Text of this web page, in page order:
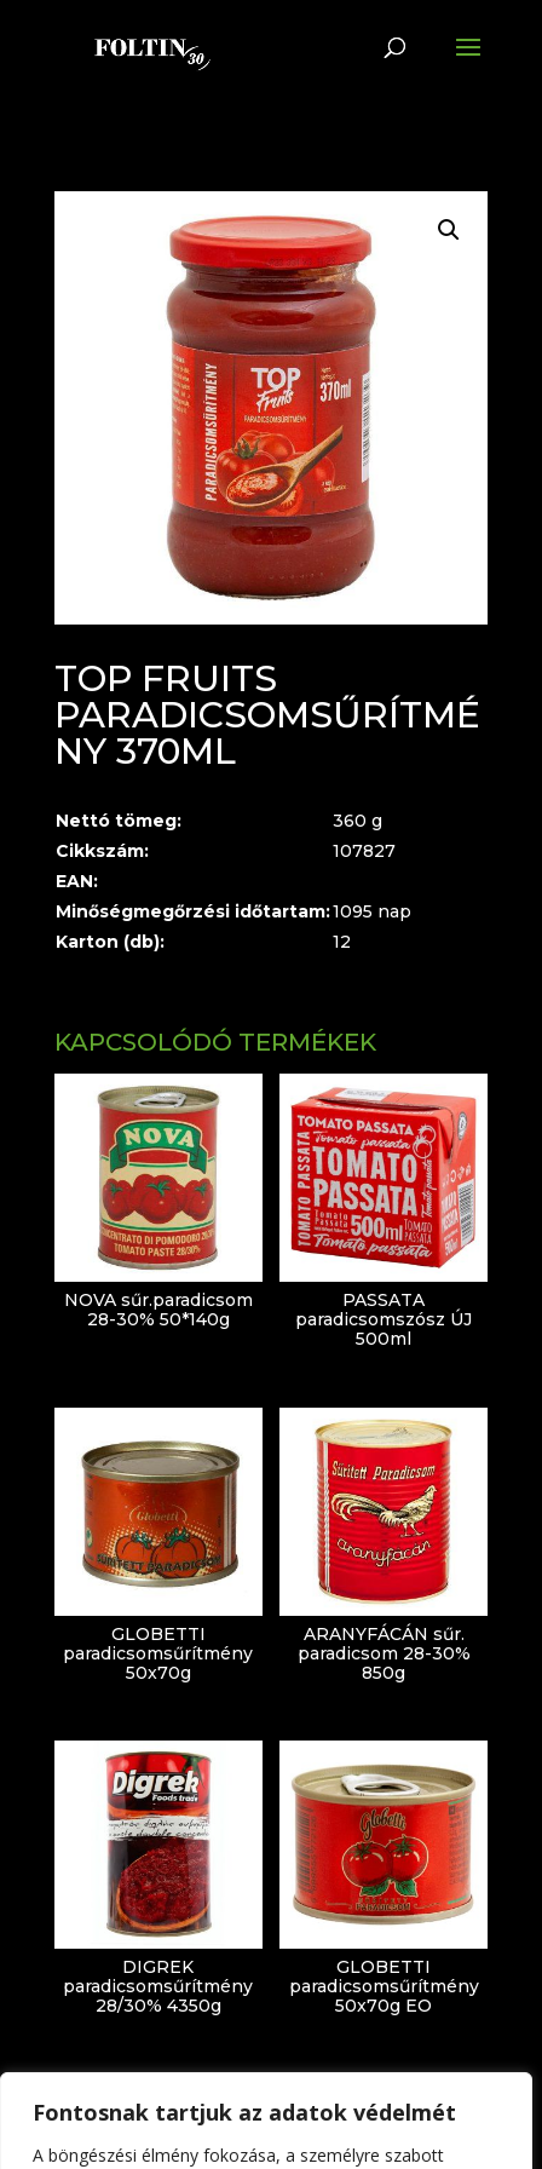
Fontosnak tartjuk az adatok védelmét
A böngészési élmény fokozása, a személyre szabott
TOP FRUITS
PARADICSOMSŰRÍTMÉ
NY 370ML
Nettó tömeg:
360 g
Cikkszám:
107827
EAN:
Minőségmegőrzési időtartam:1095 nap
Karton (db):
12
KAPCSOLÓDÓ TERMÉKEK
NOVA sűr.paradicsom
28-30% 50*140g
PASSATA
paradicsomszósz ÚJ
500ml
GLOBETTI
paradicsomsűrítmény
50x70g
ARANYFÁCÁN sűr.
paradicsom 28-30%
850g
DIGREK
paradicsomsűrítmény
28/30% 4350g
GLOBETTI
paradicsomsűrítmény
50x70g EO